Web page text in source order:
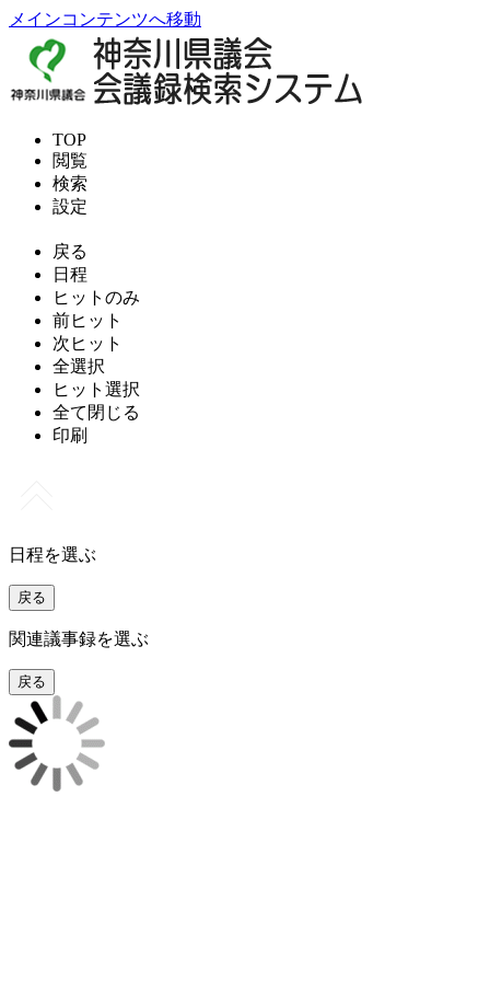
メインコンテンツへ移動
TOP
閲覧
検索
設定
戻る
日程
ヒットのみ
前ヒット
次ヒット
全選択
ヒット選択
全て閉じる
印刷
日程を選ぶ
戻る
関連議事録を選ぶ
戻る